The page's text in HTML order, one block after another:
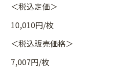
＜税込定価＞
10,010円/枚
＜税込販売価格＞
7,007円/枚